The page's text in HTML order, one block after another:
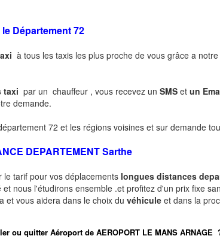
Département 72
à tous les taxis les plus proche de vous grâce a notre
taxi par un chauffeur , vous recevez un SMS et un
demande.
72 et les régions voisines et sur demande
DEPARTEMENTSarthe
le tarif pour vos déplacements longues distances
nous l'étudirons ensemble .et profitez d'un prix fixe
et vous aidera dans le choix du véhicule et dans la
ou quitter Aéroport de AEROPORT LE MANS ARNAGE